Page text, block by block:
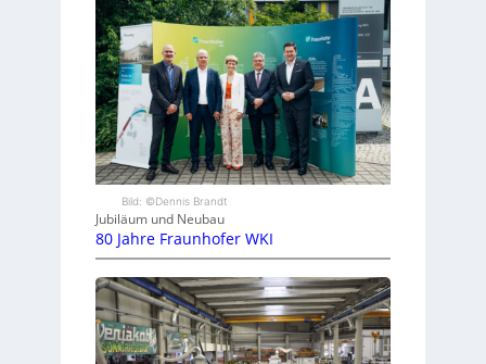
Bild: ©Dennis Brandt
Jubiläum und Neubau
80 Jahre Fraunhofer WKI